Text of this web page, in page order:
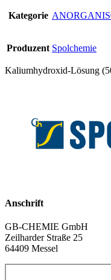
Kategorie
Produzent Spolchemie
Kaliumhydroxid-Lösung
Anschrift
GB-CHEMIE GmbH
Zeilharder Straße 25
64409 Messel